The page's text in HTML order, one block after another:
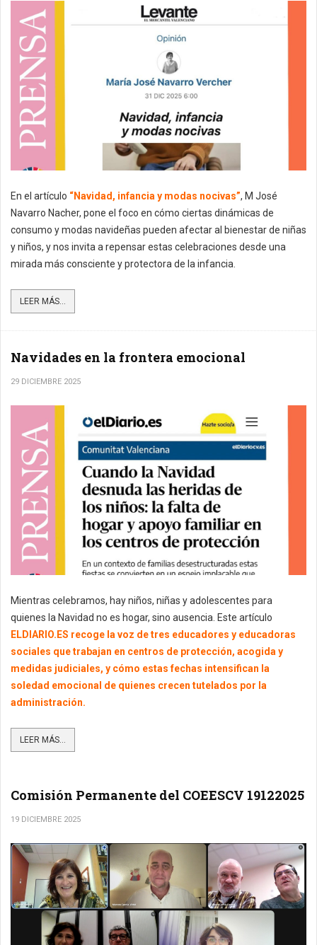
En el artículo “Navidad, infancia y modas nocivas”, M José
Navarro Nacher, pone el foco en cómo ciertas dinámicas de
consumo y modas navideñas pueden afectar al bienestar de niñas
y niños, y nos invita a repensar estas celebraciones desde una
mirada más consciente y protectora de la infancia.
LEER MÁS...
Navidades en la frontera emocional
29 DICIEMBRE 2025
Mientras celebramos, hay niños, niñas y adolescentes para
quienes la Navidad no es hogar, sino ausencia. Este artículo
ELDIARIO.ES recoge la voz de tres educadores y educadoras
sociales que trabajan en centros de protección, acogida y
medidas judiciales, y cómo estas fechas intensifican la
soledad emocional de quienes crecen tutelados por la
administración.
LEER MÁS...
Comisión Permanente del COEESCV 19122025
19 DICIEMBRE 2025